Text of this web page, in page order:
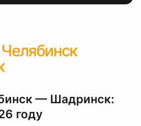
Челябинск
— Шадринск:
году